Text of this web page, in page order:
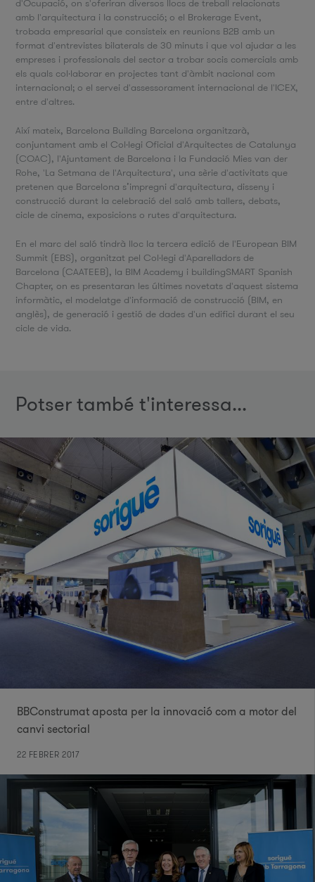
d'Ocupació, on s'oferiran diversos llocs de treball relacionats
amb l'arquitectura i la construcció; o el Brokerage Event,
trobada empresarial que consisteix en reunions B2B amb un
format d'entrevistes bilaterals de 30 minuts i que vol ajudar a les
empreses i professionals del sector a trobar socis comercials amb
els quals col·laborar en projectes tant d'àmbit nacional com
internacional; o el servei d'assessorament internacional de l'ICEX,
entre d'altres.
Així mateix, Barcelona Building Barcelona organitzarà,
conjuntament amb el Col·legi Oficial d'Arquitectes de Catalunya
(COAC), l'Ajuntament de Barcelona i la Fundació Mies van der
Rohe, 'La Setmana de l'Arquitectura', una sèrie d'activitats que
pretenen que Barcelona s’impregni d'arquitectura, disseny i
construcció durant la celebració del saló amb tallers, debats,
cicle de cinema, exposicions o rutes d'arquitectura.
En el marc del saló tindrà lloc la tercera edició de l'European BIM
Summit (EBS), organitzat pel Col·legi d'Aparelladors de
Barcelona (CAATEEB), la BIM Academy i buildingSMART Spanish
Chapter, on es presentaran les últimes novetats d'aquest sistema
informàtic, el modelatge d'informació de construcció (BIM, en
anglès), de generació i gestió de dades d'un edifici durant el seu
cicle de vida.
Potser també t'interessa...
BBConstrumat aposta per la innovació com a motor del
canvi sectorial
22 FEBRER 2017